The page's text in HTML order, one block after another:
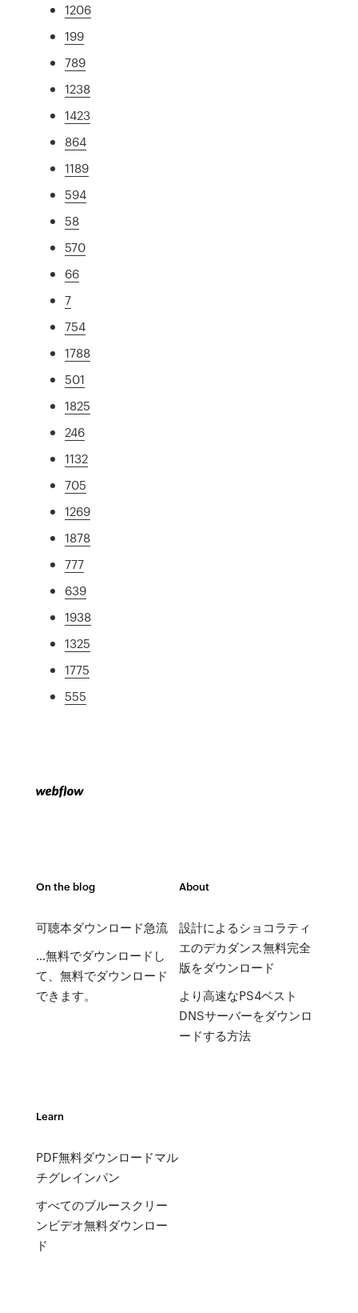
1206
199
789
1238
1423
864
1189
594
58
570
66
7
754
1788
501
1825
246
1132
705
1269
1878
777
639
1938
1325
1775
555
On the blog
可聴本ダウンロード急流
…無料でダウンロードし
て、無料でダウンロード
できます。
About
設計によるショコラティ
エのデカダンス無料完全
版をダウンロード
より高速なPS4ベスト
DNSサーバーをダウンロ
ードする方法
Learn
PDF無料ダウンロードマル
チグレインパン
すべてのブルースクリー
ンビデオ無料ダウンロー
ド